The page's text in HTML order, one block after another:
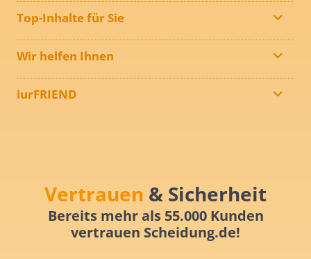
Top-Inhalte für Sie
Wir helfen Ihnen
iurFRIEND
Vertrauen & Sicherheit
Bereits mehr als 55.000 Kunden
vertrauen Scheidung.de!